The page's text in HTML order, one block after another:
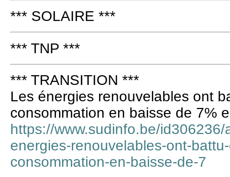
*** SOLAIRE ***
*** TNP ***
*** TRANSITION ***
Les énergies renouvelables ont
consommation en baisse de 7%
https://www.sudinfo.be/
energies-renouvelables-ont-
consommation-en-baisse-de-7